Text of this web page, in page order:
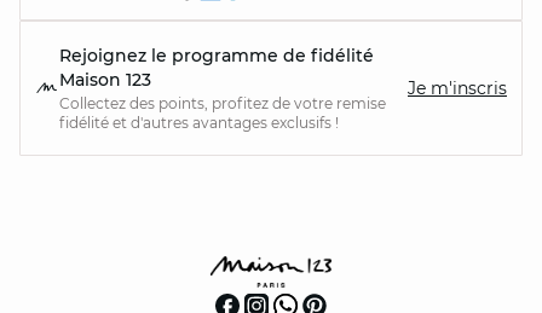
Rejoignez le programme de fidélité
Maison 123
Collectez des points, profitez de votre remise
fidélité et d'autres avantages exclusifs !
Je m'inscris